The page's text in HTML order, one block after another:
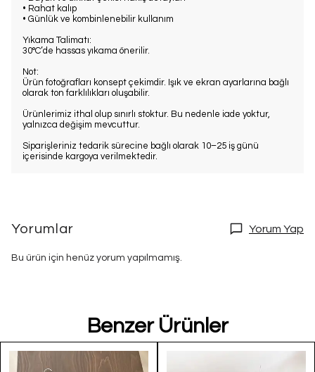
• Rahat kalıp
• Günlük ve kombinlenebilir kullanım
Yıkama Talimatı:
30°C’de hassas yıkama önerilir.
Not:
Ürün fotoğrafları konsept çekimdir. Işık ve ekran ayarlarına bağlı
olarak ton farklılıkları oluşabilir.
Ürünlerimiz ithal olup sınırlı stoktur. Bu nedenle iade yoktur,
yalnızca değişim mevcuttur.
Siparişleriniz tedarik sürecine bağlı olarak 10–25 iş günü
içerisinde kargoya verilmektedir.
Yorumlar Yorum Yap
Bu ürün için henüz yorum yapılmamış.
Benzer Ürünler